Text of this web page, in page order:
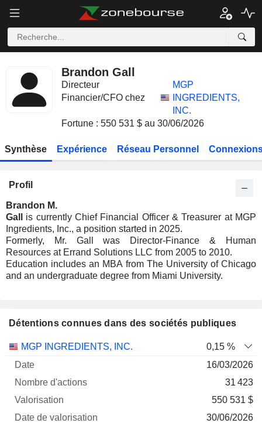
Brandon Gall
Directeur
Financier/CFO chez
MGP
INGREDIENTS,
INC.
Fortune : 550 531 $ au 30/06/2026
Synthèse Expérience Réseau Personnel
Profil
Brandon M.
Gall
is currently Chief Financial Officer & Treasurer at MGP
Ingredients, Inc., a position started in 2025.
Formerly, Mr. Gall was Director-Finance & Human
Resources at Errand Solutions LLC from 2005 to 2010.
Education includes an MBA from The University of Chicago
and an undergraduate degree from Miami University.
Détentions connues dans des sociétés publiques
Nombre
Date de
MGP INGREDIENTS, INC.
0,15 %
16/03/2026
31 423
550 531 $
30/06/2026